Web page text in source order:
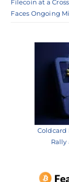
Filecoin at a
Faces Ongoing
Coldcard
Rally